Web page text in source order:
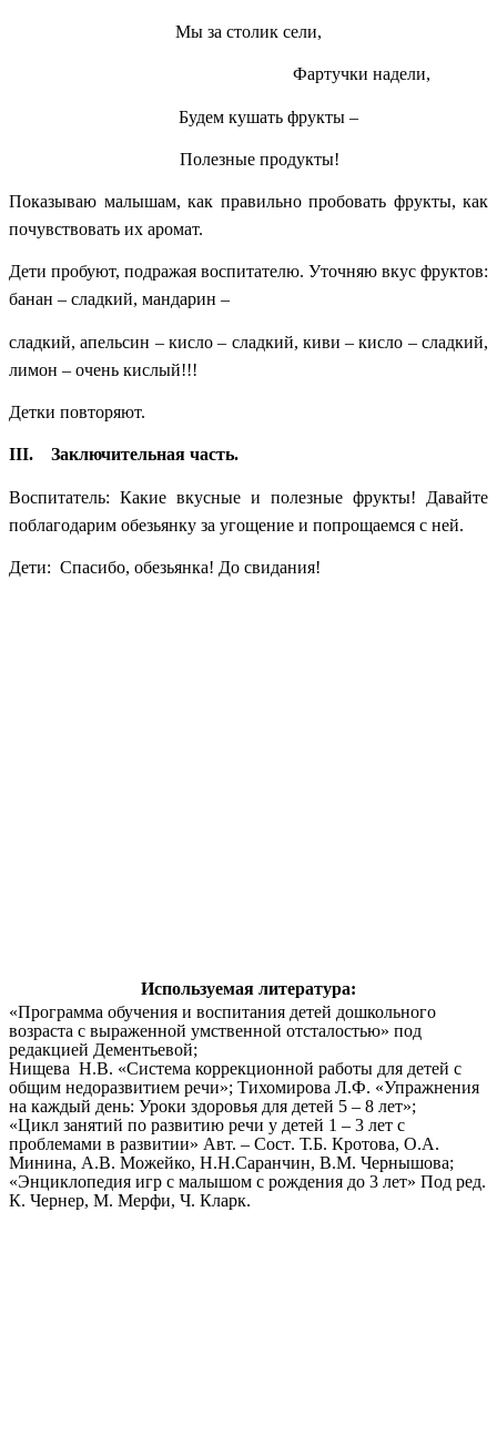
Мы за столик сели,
Фартучки надели,
Будем кушать фрукты –
Полезные продукты!
Показываю малышам, как правильно пробовать фрукты, как
почувствовать их аромат.
Дети пробуют, подражая воспитателю. Уточняю вкус фруктов:
банан – сладкий, мандарин –
сладкий, апельсин – кисло – сладкий, киви – кисло – сладкий,
лимон – очень кислый!!!
Детки повторяют.
III. Заключительная часть.
Воспитатель: Какие вкусные и полезные фрукты! Давайте
поблагодарим обезьянку за угощение и попрощаемся с ней.
Дети: Спасибо, обезьянка! До свидания!
Используемая литература:
«Программа обучения и воспитания детей дошкольного
возраста с выраженной умственной отсталостью» под
редакцией Дементьевой;
Нищева Н.В. «Система коррекционной работы для детей с
общим недоразвитием речи»; Тихомирова Л.Ф. «Упражнения
на каждый день: Уроки здоровья для детей 5 – 8 лет»;
«Цикл занятий по развитию речи у детей 1 – 3 лет с
проблемами в развитии» Авт. – Сост. Т.Б. Кротова, О.А.
Минина, А.В. Можейко, Н.Н.Саранчин, В.М. Чернышова;
«Энциклопедия игр с малышом с рождения до 3 лет» Под ред.
К. Чернер, М. Мерфи, Ч. Кларк.